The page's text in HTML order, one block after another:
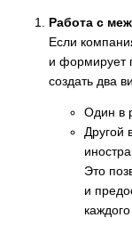
Работа с
Если
и формирует
создать два
Один в
Другой
Это
и